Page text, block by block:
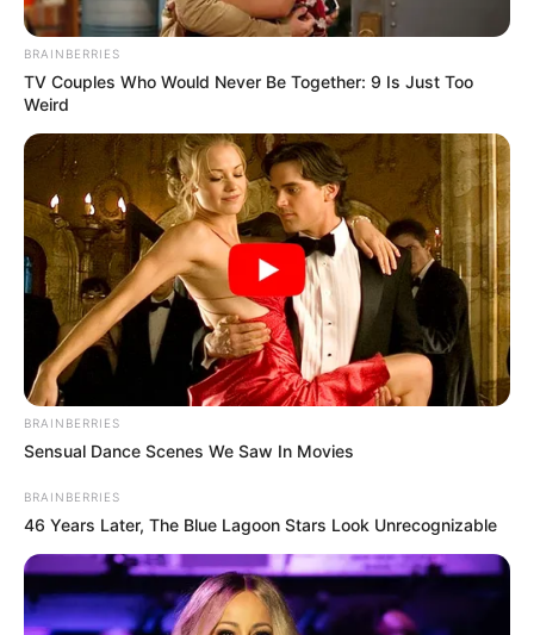
Posted
in
Friss hírek
Döntött a legfelsőbb bíróság: a
COVID-oltás károsultjai
beperelhetik az államot
bySzerző • November 3, 2025
BRAINBERRIES
TV Couples Who Would Never Be Together: 9 Is Just Too
Weird
BRAINBERRIES
Sensual Dance Scenes We Saw In Movies
BRAINBERRIES
46 Years Later, The Blue Lagoon Stars Look Unrecognizable